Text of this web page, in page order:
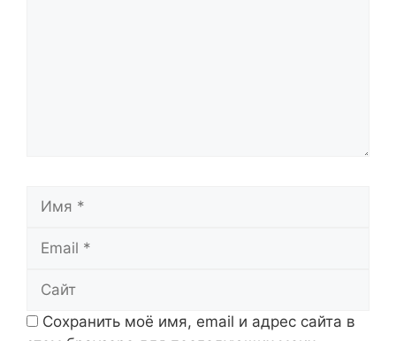
Сохранить моё имя, email и адрес сайта в